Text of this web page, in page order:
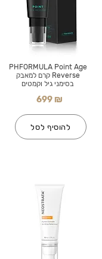
PHFORMULA Point Age
Reverse קרם למאבק
בסימני גיל וקמטים
699 ₪
להוסיף לסל